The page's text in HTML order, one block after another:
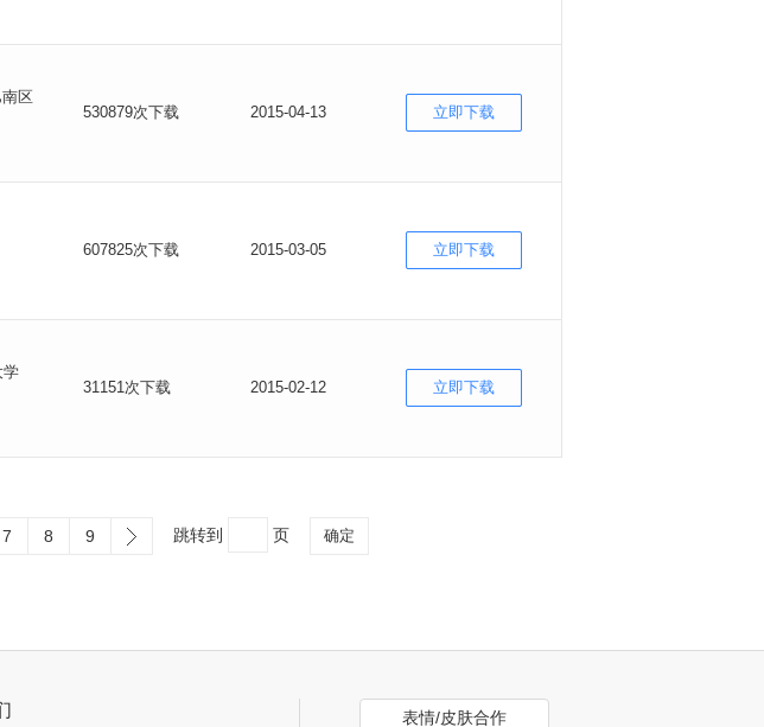
南区
530879次下载 2015-04-13 立即下载
607825次下载 2015-03-05 立即下载
学
31151次下载 2015-02-12 立即下载
7 8 9 跳转到 页 确定
表情/皮肤合作